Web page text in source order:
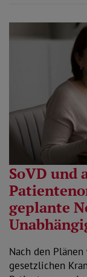
SoVD und
geplante
Nach den
gesetzlichen